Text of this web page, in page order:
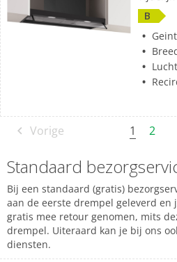
B
Vorige 1 2
Standaard
Bij een standaard (gratis)
aan de eerste drempel geleverd en
gratis mee retour genomen, mits
drempel. Uiteraard kan je bij ons
diensten.